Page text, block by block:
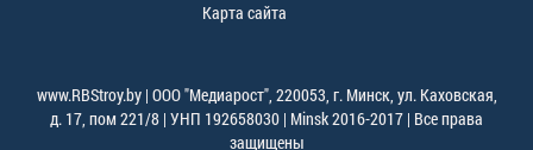
Карта сайта
www.RBStroy.by | ООО "Медиарост", 220053, г. Минск, ул. Каховская,
д. 17, пом 221/8 | УНП 192658030 | Minsk 2016-2017 | Все права
защищены